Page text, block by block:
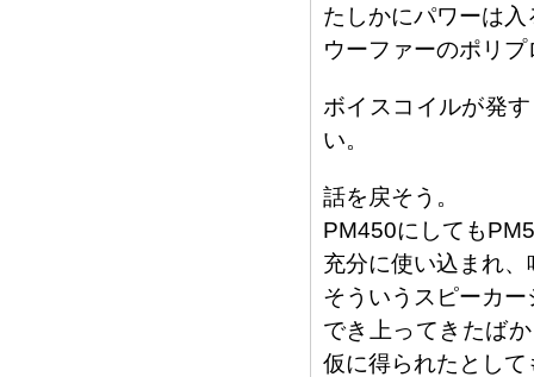
たしかにパワーは
ウーファーのポリ
ボイスコイルが発
い。
話を戻そう。
PM450にしても
充分に使い込まれ
そういうスピーカ
でき上ってきたば
仮に得られたとして